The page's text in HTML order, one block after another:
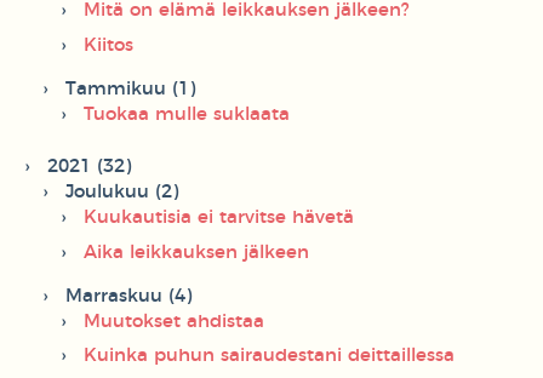
Mitä on elämä leikkauksen jälkeen?
Kiitos
Tammikuu (1)
Tuokaa mulle suklaata
2021 (32)
Joulukuu (2)
Kuukautisia ei tarvitse hävetä
Aika leikkauksen jälkeen
Marraskuu (4)
Muutokset ahdistaa
Kuinka puhun sairaudestani deittaillessa